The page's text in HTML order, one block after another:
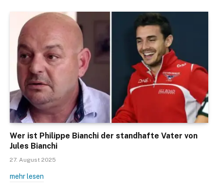
Wer ist Philippe Bianchi der standhafte Vater von
Jules Bianchi
27. August 2025
mehr lesen